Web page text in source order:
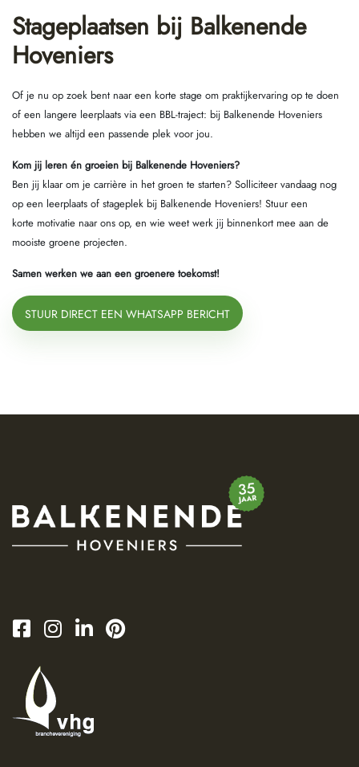
Stageplaatsen bij Balkenende
Hoveniers
Of je nu op zoek bent naar een korte stage om praktijkervaring op te doen
of een langere leerplaats via een BBL-traject: bij Balkenende Hoveniers
hebben we altijd een passende plek voor jou.
Kom jij leren én groeien bij Balkenende Hoveniers?
Ben jij klaar om je carrière in het groen te starten? Solliciteer vandaag nog
op een leerplaats of stageplek bij Balkenende Hoveniers! Stuur een
korte motivatie naar ons op, en wie weet werk jij binnenkort mee aan de
mooiste groene projecten.
Samen werken we aan een groenere toekomst!
STUUR DIRECT EEN WHATSAPP BERICHT